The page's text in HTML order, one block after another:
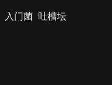
入门菌 吐槽坛